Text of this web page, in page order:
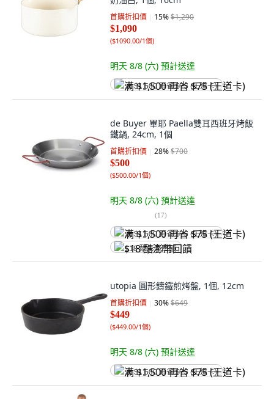
首購折扣價 15%$1,290
$1,090
($1090.00/1個)
明天 8/8 (六) 預計送達
满 $1,500 再省 $75 (王道卡)
de Buyer 畢耶 Paella雙耳西班牙烤飯
鐵鍋, 24cm, 1個
首購折扣價 28%$700
$500
($500.00/1個)
明天 8/8 (六) 預計送達
(17)
满 $1,500 再省 $75 (王道卡)
$18 酷澎幣回饋
utopia 圓形鑄鐵煎烤盤, 1個, 12cm
首購折扣價 30%$649
$449
($449.00/1個)
明天 8/8 (六) 預計送達
满 $1,500 再省 $75 (王道卡)